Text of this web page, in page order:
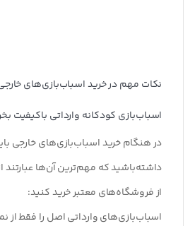
نکات مهم در خرید اسباب‌بازی‌های
اسباب‌بازی کودکانه وارداتی باکیفیت
در هنگام خرید اسباب‌بازی‌های خارجی
داشته‌باشید که مهم‌ترین آن‌ها عبارتند
از فروشگاه‌های معتبر خرید کنید:
اسباب‌بازی‌های وارداتی اصل را فقط از